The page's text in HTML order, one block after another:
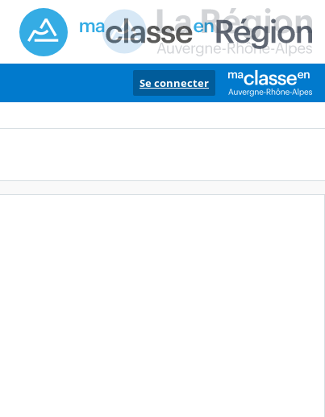
Se connecter